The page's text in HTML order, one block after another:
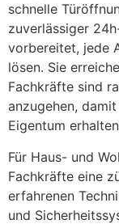
schnelle
zuverlässiger
vorbereitet, jede
lösen. Sie
Fachkräfte sind
anzugehen,
Eigentum
Für Haus- und
Fachkräfte eine
erfahrenen
und